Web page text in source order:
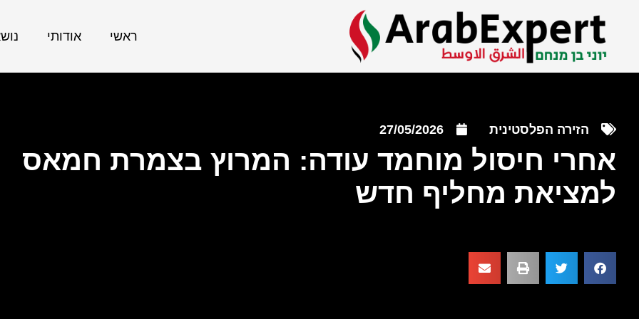
ראשי אודותי
הזירה הפלסטינית 27/05/2026
אחרי חיסול מוחמד עודה: המרוץ בצמרת חמאס
למציאת מחליף חדש